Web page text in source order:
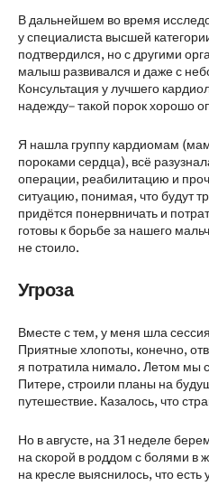
В дальнейшем во время
у специалиста высшей
подтвердился, но с другими
малыш развивался и даже с
Консультация у лучшего
надежду– такой порок хорошо
Я нашла группу кардиомам
пороками сердца), всё
операции, реабилитацию и
ситуацию, понимая, что будут
придётся понервничать и
готовы к борьбе за нашего
не стоило.
Угроза
Вместе с тем, у меня шла
Приятные хлопоты, конечно,
я потратила нимало. Летом мы
Питере, строили планы на
путешествие. Казалось, что
Но в августе, на 31 неделе
на скорой в роддом с болями в
на кресле выяснилось, что